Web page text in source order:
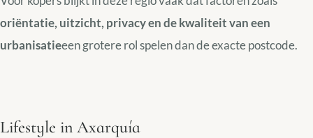
oriëntatie, uitzicht, privacy en de kwaliteit van een
urbanisatieeen grotere rol spelen dan de exacte postcode.
Lifestyle in Axarquía